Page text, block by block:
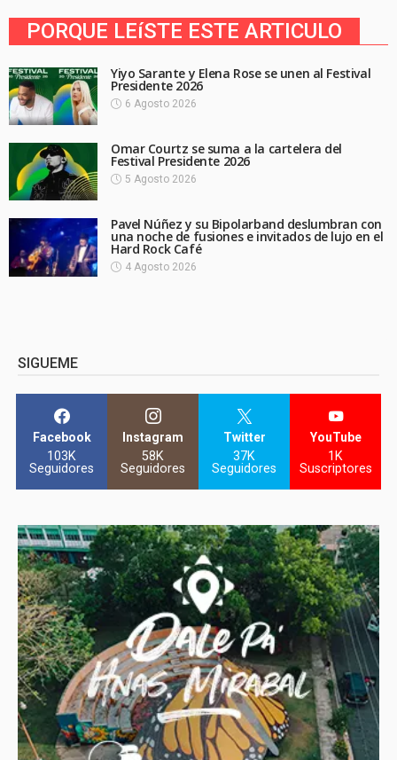
PORQUE LEíSTE ESTE ARTICULO
Yiyo Sarante y Elena Rose se unen al Festival
Presidente 2026
6 Agosto 2026
Omar Courtz se suma a la cartelera del
Festival Presidente 2026
5 Agosto 2026
Pavel Núñez y su Bipolarband deslumbran con
una noche de fusiones e invitados de lujo en el
Hard Rock Café
4 Agosto 2026
SIGUEME
Facebook
103K
Seguidores
Instagram
58K
Seguidores
Twitter
37K
Seguidores
YouTube
1K
Suscriptores